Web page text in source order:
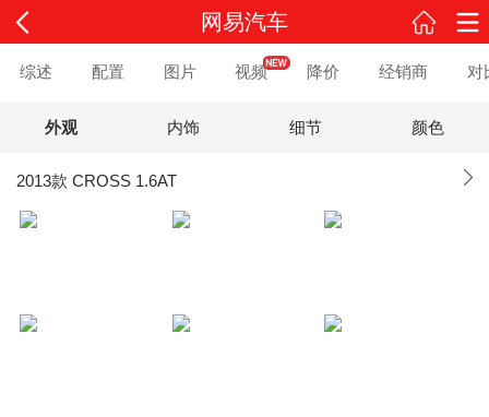
网易汽车
综述 配置 图片 视频 降价 经销商 对
外观 内饰 细节 颜色
2013款 CROSS 1.6AT